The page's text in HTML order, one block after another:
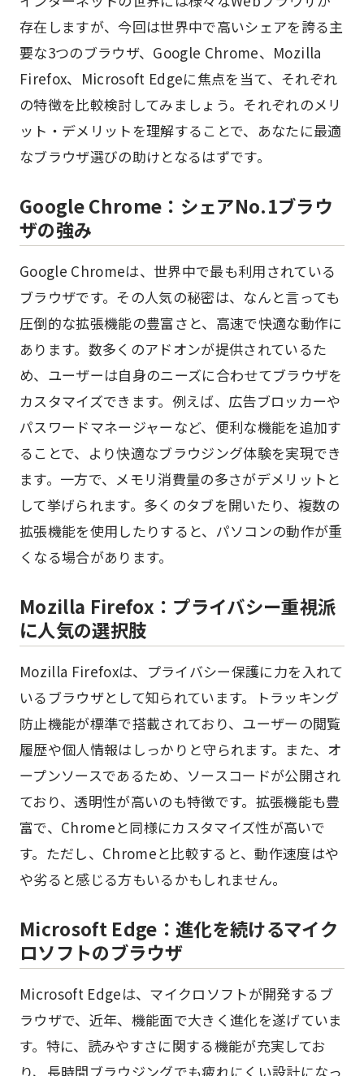
存在しますが、今回は世界中で高いシェアを誇る主
要な3つのブラウザ、Google Chrome、Mozilla
Firefox、Microsoft Edgeに焦点を当て、それぞれ
の特徴を比較検討してみましょう。それぞれのメリ
ット・デメリットを理解することで、あなたに最適
なブラウザ選びの助けとなるはずです。
Google Chrome：シェアNo.1ブラウ
ザの強み
Google Chromeは、世界中で最も利用されている
ブラウザです。その人気の秘密は、なんと言っても
圧倒的な拡張機能の豊富さと、高速で快適な動作に
あります。数多くのアドオンが提供されているた
め、ユーザーは自身のニーズに合わせてブラウザを
カスタマイズできます。例えば、広告ブロッカーや
パスワードマネージャーなど、便利な機能を追加す
ることで、より快適なブラウジング体験を実現でき
ます。一方で、メモリ消費量の多さがデメリットと
して挙げられます。多くのタブを開いたり、複数の
拡張機能を使用したりすると、パソコンの動作が重
くなる場合があります。
Mozilla Firefox：プライバシー重視派
に人気の選択肢
Mozilla Firefoxは、プライバシー保護に力を入れて
いるブラウザとして知られています。トラッキング
防止機能が標準で搭載されており、ユーザーの閲覧
履歴や個人情報はしっかりと守られます。また、オ
ープンソースであるため、ソースコードが公開され
ており、透明性が高いのも特徴です。拡張機能も豊
富で、Chromeと同様にカスタマイズ性が高いで
す。ただし、Chromeと比較すると、動作速度はや
や劣ると感じる方もいるかもしれません。
Microsoft Edge：進化を続けるマイク
ロソフトのブラウザ
Microsoft Edgeは、マイクロソフトが開発するブ
ラウザで、近年、機能面で大きく進化を遂げていま
す。特に、読みやすさに関する機能が充実してお
り、長時間ブラウジングでも疲れにくい設計になっ